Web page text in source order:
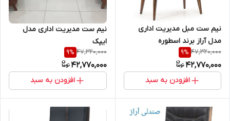
نیم ست مبل مدیریت اداری
مدل آراز برند اسطوره
47,320,000
9%
42,770,000
افزودن به سبد
نیم ست مدیریت اداری مدل
ایپک
47,320,000
9%
42,770,000
افزودن به سبد